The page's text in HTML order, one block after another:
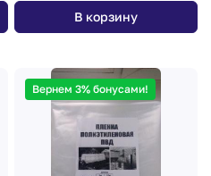
В корзину
Вернем 3% бонусами!